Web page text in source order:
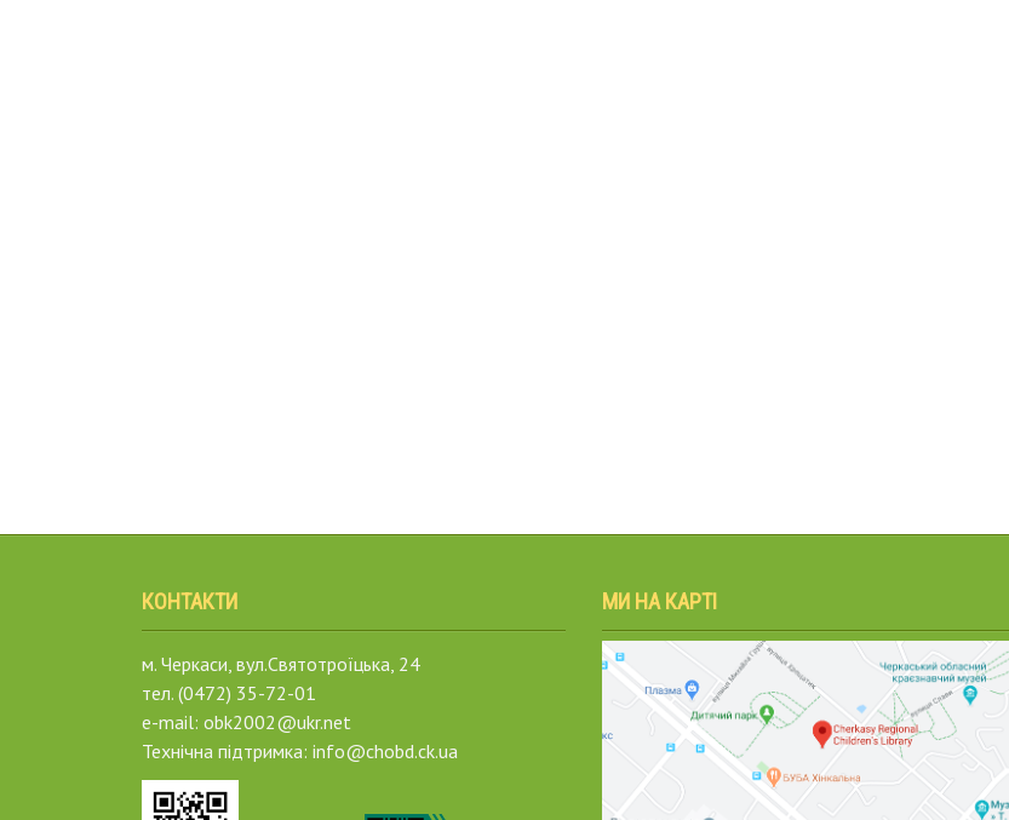
КОНТАКТИ
м. Черкаси, вул.Святотроїцька, 24
тел. (0472) 35-72-01
e-mail: obk2002@ukr.net
Технічна підтримка: info@chobd.ck.ua
МИ НА КАРТІ